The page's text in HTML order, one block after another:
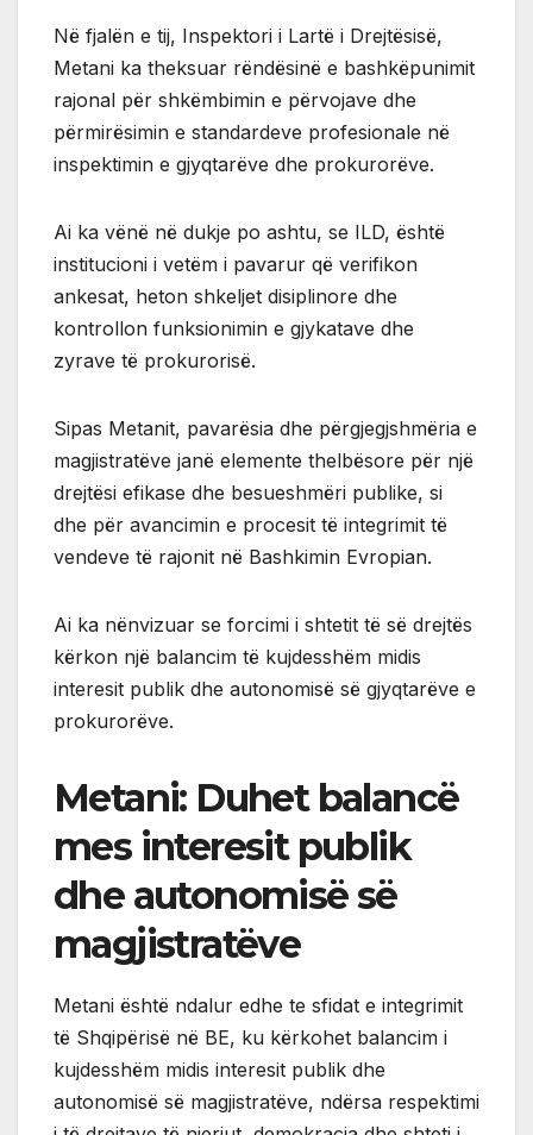
Në fjalën e tij, Inspektori i Lartë i Drejtësisë,
Metani ka theksuar rëndësinë e bashkëpunimit
rajonal për shkëmbimin e përvojave dhe
përmirësimin e standardeve profesionale në
inspektimin e gjyqtarëve dhe prokurorëve.
Ai ka vënë në dukje po ashtu, se ILD, është
institucioni i vetëm i pavarur që verifikon
ankesat, heton shkeljet disiplinore dhe
kontrollon funksionimin e gjykatave dhe
zyrave të prokurorisë.
Sipas Metanit, pavarësia dhe përgjegjshmëria e
magjistratëve janë elemente thelbësore për një
drejtësi efikase dhe besueshmëri publike, si
dhe për avancimin e procesit të integrimit të
vendeve të rajonit në Bashkimin Evropian.
Ai ka nënvizuar se forcimi i shtetit të së drejtës
kërkon një balancim të kujdesshëm midis
interesit publik dhe autonomisë së gjyqtarëve e
prokurorëve.
Metani: Duhet balancë
mes interesit publik
dhe autonomisë së
magjistratëve
Metani është ndalur edhe te sfidat e integrimit
të Shqipërisë në BE, ku kërkohet balancim i
kujdesshëm midis interesit publik dhe
autonomisë së magjistratëve, ndërsa respektimi